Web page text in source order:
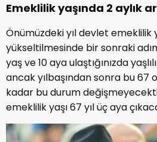
Emeklilik yaşında 2 aylık
Önümüzdeki yıl devlet emeklilik
yükseltilmesinde bir sonraki
yaş ve 10 aya ulaştığınızda
ancak yılbaşından sonra bu 67
kadar bu durum
emeklilik yaşı 67 yıl üç aya